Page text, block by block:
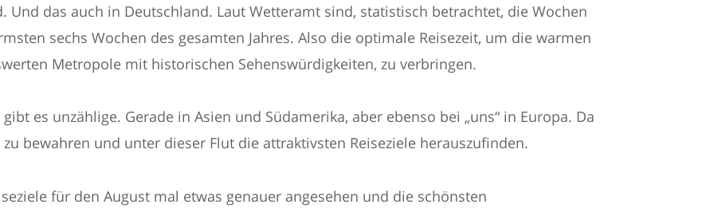
Und das auch in Deutschland. Laut Wetteramt sind, statistisch betrachtet, die Wochen
sechs Wochen des gesamten Jahres. Also die optimale Reisezeit, um die warmen
Metropole mit historischen Sehenswürdigkeiten, zu verbringen.
es unzählige. Gerade in Asien und Südamerika, aber ebenso bei „uns“ in Europa. Da
bewahren und unter dieser Flut die attraktivsten Reiseziele herauszufinden.
für den August mal etwas genauer angesehen und die schönsten